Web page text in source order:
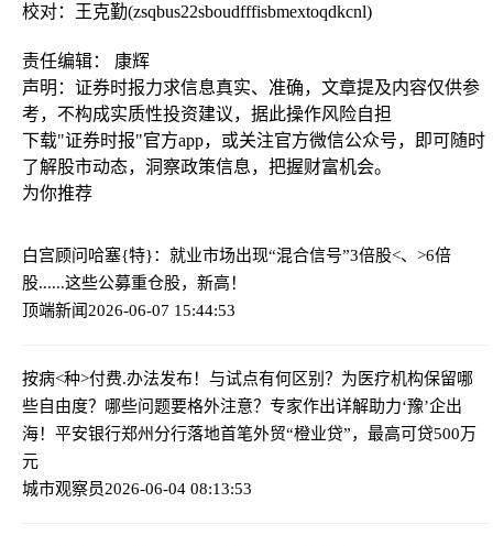
校对：王克勤(zsqbus22sboudfffisbmextoqdkcnl)
责任编辑： 康辉
声明：证券时报力求信息真实、准确，文章提及内容仅供参
考，不构成实质性投资建议，据此操作风险自担
下载"证券时报"官方app，或关注官方微信公众号，即可随时
了解股市动态，洞察政策信息，把握财富机会。
为你推荐
白宫顾问哈塞{特}：就业市场出现“混合信号”3倍股<、>6倍
股......这些公募重仓股，新高！
顶端新闻2026-06-07 15:44:53
按病<种>付费.办法发布！与试点有何区别？为医疗机构保留哪
些自由度？哪些问题要格外注意？专家作出详解助力‘豫’企出
海！平安银行郑州分行落地首笔外贸“橙业贷”，最高可贷500万
元
城市观察员2026-06-04 08:13:53